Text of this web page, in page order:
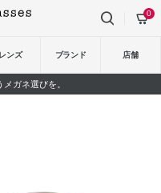
レンズ ブランド 店舗
0
ガネ選びを。